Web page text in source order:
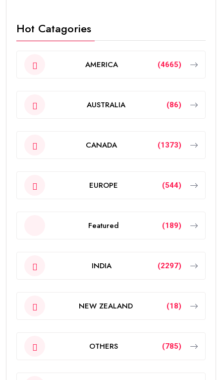
Hot Catagories
AMERICA (4665)
AUSTRALIA (86)
CANADA (1373)
EUROPE (544)
Featured (189)
INDIA (2297)
NEW ZEALAND (18)
OTHERS (785)